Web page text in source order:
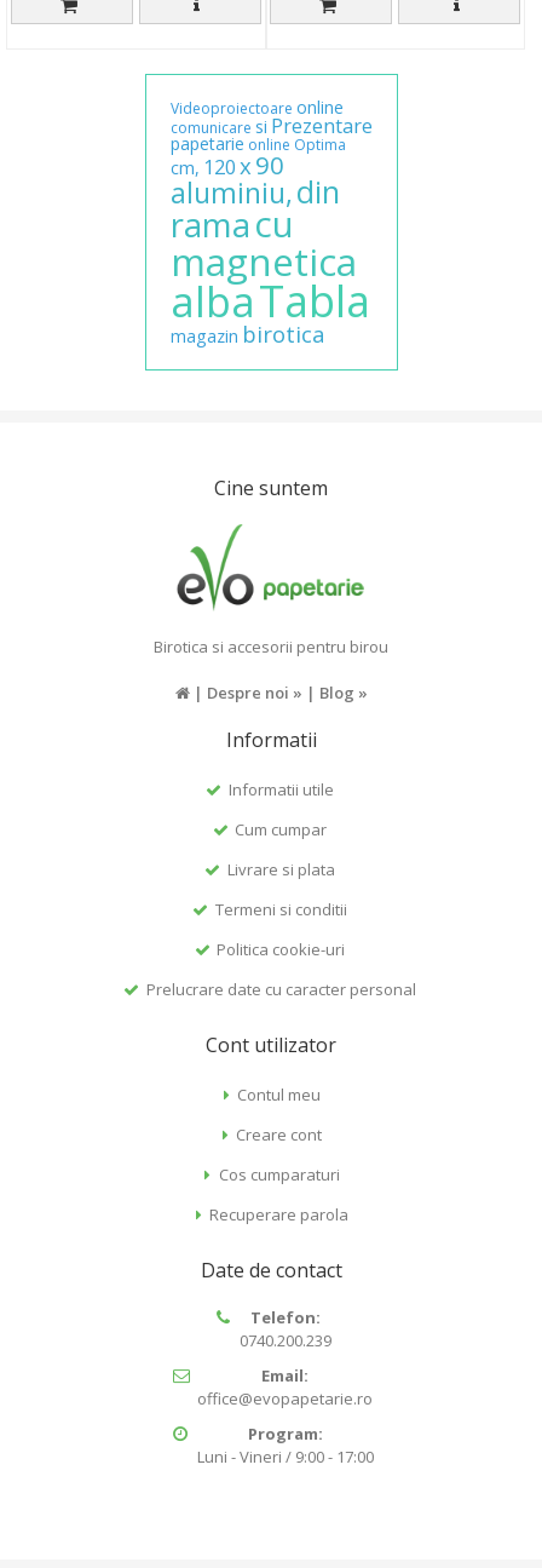
Videoproiectoare online
comunicare si Prezentare
papetarie online Optima
cm, 120x 90
aluminiu,din
ramacu
magnetica
albaTabla
magazin birotica
Cine suntem
Birotica si accesorii pentru birou
| Despre noi » | Blog »
Informatii
Informatii utile
Cum cumpar
Livrare si plata
Termeni si conditii
Politica cookie-uri
Prelucrare date cu caracter personal
Cont utilizator
Contul meu
Creare cont
Cos cumparaturi
Recuperare parola
Date de contact
Telefon:
0740.200.239
Email:
office@evopapetarie.ro
Program:
Luni - Vineri / 9:00 - 17:00